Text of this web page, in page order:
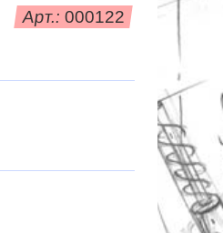
Арт.:000122